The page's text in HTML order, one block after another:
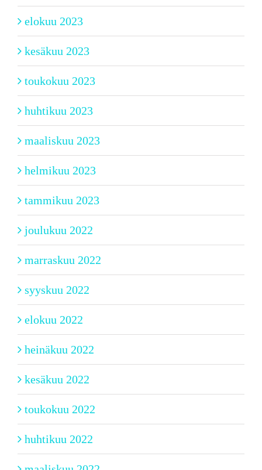
elokuu 2023
kesäkuu 2023
toukokuu 2023
huhtikuu 2023
maaliskuu 2023
helmikuu 2023
tammikuu 2023
joulukuu 2022
marraskuu 2022
syyskuu 2022
elokuu 2022
heinäkuu 2022
kesäkuu 2022
toukokuu 2022
huhtikuu 2022